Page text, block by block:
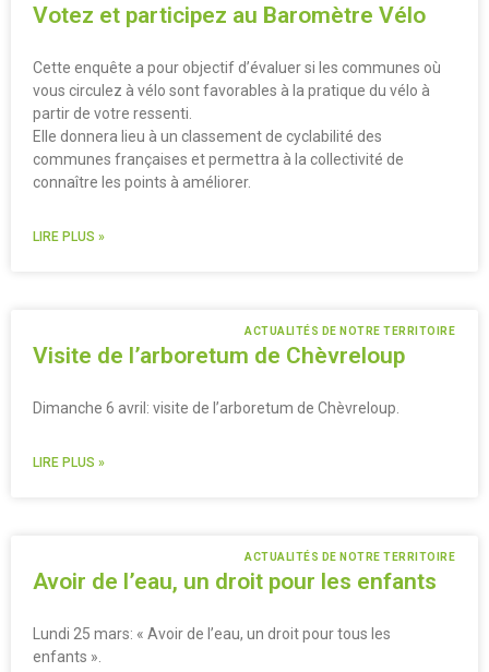
Votez et participez au Baromètre Vélo
Cette enquête a pour objectif d’évaluer si les communes où
vous circulez à vélo sont favorables à la pratique du vélo à
partir de votre ressenti.
Elle donnera lieu à un classement de cyclabilité des
communes françaises et permettra à la collectivité de
connaître les points à améliorer.
LIRE PLUS »
ACTUALITÉS DE NOTRE TERRITOIRE
Visite de l’arboretum de Chèvreloup
Dimanche 6 avril: visite de l’arboretum de Chèvreloup.
LIRE PLUS »
ACTUALITÉS DE NOTRE TERRITOIRE
Avoir de l’eau, un droit pour les enfants
Lundi 25 mars: « Avoir de l’eau, un droit pour tous les
enfants ».